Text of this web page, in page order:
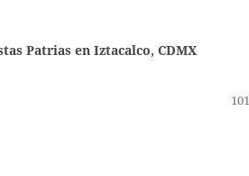
Patrias en Iztacalco, CDMX